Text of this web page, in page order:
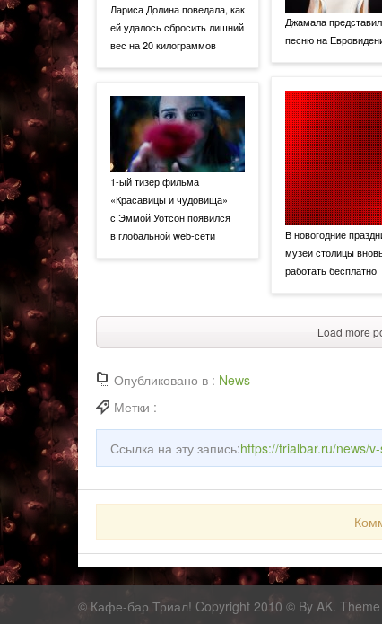
Лариса Долина поведала, как
ей удалось сбросить лишний
вес на 20 килограммов
1-ый тизер фильма
«Красавицы и чудовища»
с Эммой Уотсон появился
в глобальной web-сети
Джамала
песню на
В новогодние
музеи столицы
работать бесплатно
Load more
Опубликовано в : News
Метки :
Ссылка на эту запись:https://trialbar.ru/news/
© Кафе-бар Триал! Copyright 2010 © By AK.